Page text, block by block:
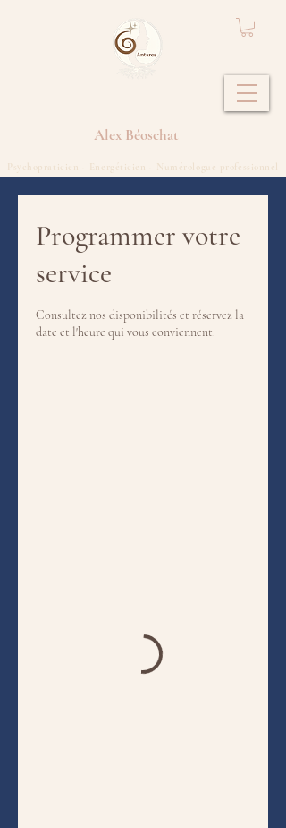
Alex Béoschat
Psychopraticien - Energéticien - Numérologue professionnel
Programmer votre
service
Consultez nos disponibilités et réservez la
date et l'heure qui vous conviennent.